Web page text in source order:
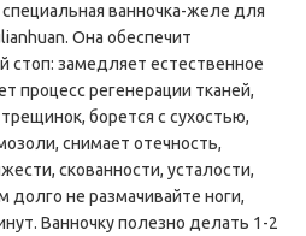
ванночка-желе для
Она обеспечит
стоп: замедляет естественное
процесс регенерации тканей,
борется с сухостью,
снимает отечность,
скованности, усталости,
не размачивайте ноги,
Ванночку полезно делать 1-2